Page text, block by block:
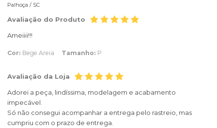
Palhoça / SC
Avaliação do Produto
Ameiiii!!!
Cor: Bege Areia Tamanho: P
Avaliação da Loja
Adorei a peça, lindíssima, modelagem e acabamento
impecável.
Só não consegui acompanhar a entrega pelo rastreio, mas
cumpriu com o prazo de entrega.